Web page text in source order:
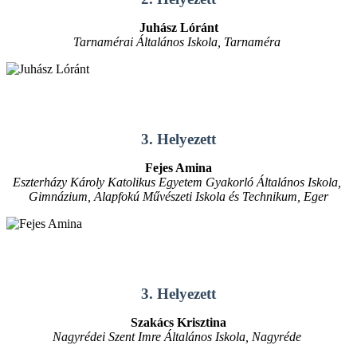
Juhász Lóránt
Tarnamérai Általános Iskola, Tarnaméra
3. Helyezett
Fejes Amina
Eszterházy Károly Katolikus Egyetem Gyakorló Általános Iskola,
Gimnázium, Alapfokú Művészeti Iskola és Technikum, Eger
3. Helyezett
Szakács Krisztina
Nagyrédei Szent Imre Általános Iskola, Nagyréde